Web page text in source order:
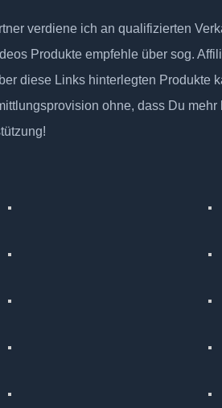
verdiene ich an qualifizierten
Produkte empfehle über sog.
diese Links hinterlegten Produkte
ohne, dass Du mehr